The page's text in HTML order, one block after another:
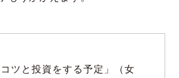
ツと投資をする予定」（女